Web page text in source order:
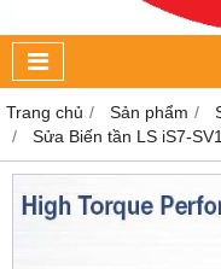
Trang chủ Sản phẩm
Sửa Biến tần LS iS7-